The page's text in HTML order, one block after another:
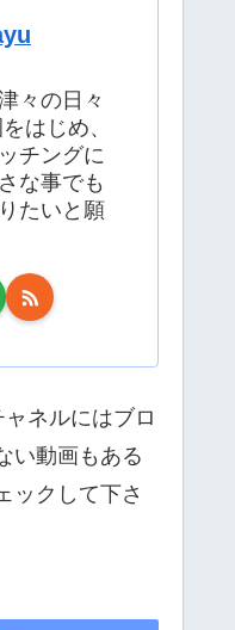
々の日々
はじめ、
チングに
な事でも
たいと願
ャネルにはブロ
い動画もある
ックして下さ